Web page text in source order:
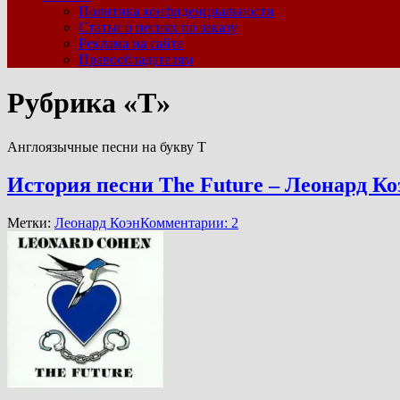
Политика конфиденциальности
Статьи о песнях по заказу
Реклама на сайте
Правообладателям
Рубрика «T»
Англоязычные песни на букву T
История песни The Future – Леонард
Метки: Леонард КоэнКомментарии: 2